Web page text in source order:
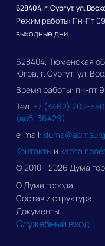
628404, г. Сургут, ул.
Режим работы: Пн-Пт
выходные дни
628404, Тюменская
Югра, г. Сургут, ул.
Время работы: пн-пт
Тел. +7 (3462) 202-
(доб. 36429)
e-mail:
Контакты и карта
© 2010 - 2026 Дума
О Думе города
Состав и структура
Документы
Служебный вход